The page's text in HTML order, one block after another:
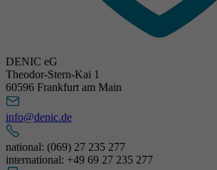
DENIC eG
Theodor-Stern-Kai 1
60596 Frankfurt am Main
info@denic.de
national: (069) 27 235 277
international: +49 69 27 235 277